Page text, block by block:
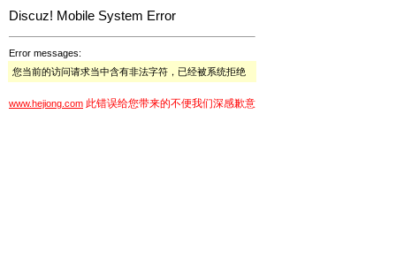
Discuz! Mobile System Error
Error messages:
您当前的访问请求当中含有非法字符，已经被系统拒绝
www.hejiong.com 此错误给您带来的不便我们深感歉意